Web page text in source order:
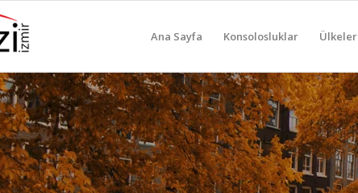
Ana Sayfa Konsolosluklar Ülkeler